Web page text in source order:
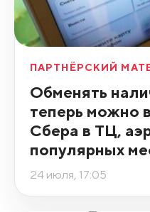
ПАРТНЁРСКИЙ
Обменять
теперь можно
Сбера в ТЦ,
популярных
24 июля, 17:05